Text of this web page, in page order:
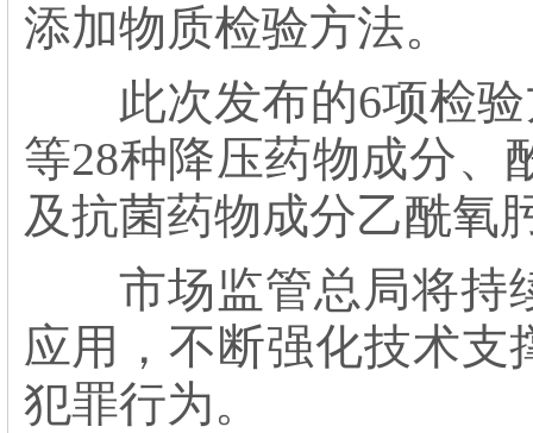
添加物质检验方法。
此次发布的6项检验
等28种降压药物成分、
及抗菌药物成分乙酰氧
市场监管总局将持续
应用，不断强化技术
犯罪行为。